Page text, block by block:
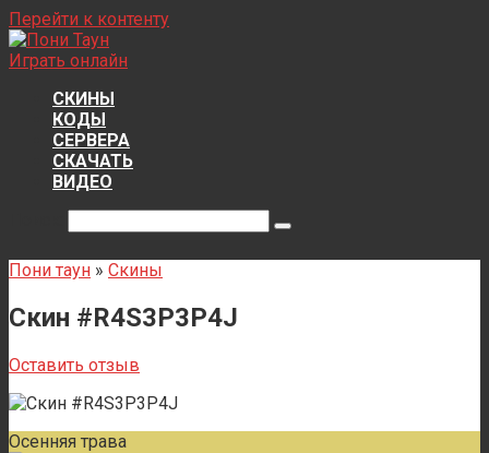
Перейти к контенту
Играть онлайн
СКИНЫ
КОДЫ
СЕРВЕРА
СКАЧАТЬ
ВИДЕО
Пони таун » Скины
Скин #R4S3P3P4J
Оставить отзыв
Осенняя трава